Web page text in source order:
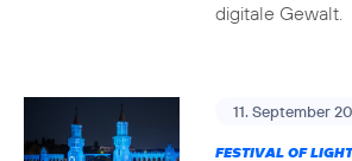
digitale Gewalt.
11. September
FESTIVAL OF